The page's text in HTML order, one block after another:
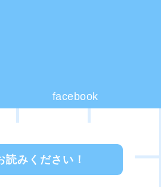
facebook
読みください！